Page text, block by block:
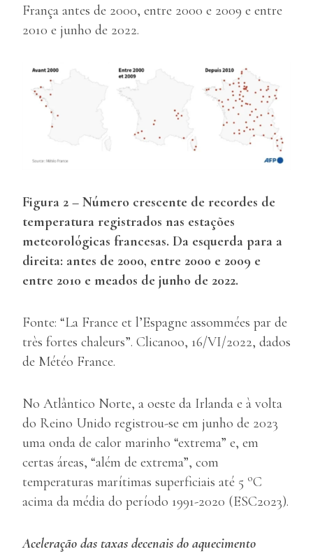
França antes de 2000, entre 2000 e 2009 e entre
2010 e junho de 2022.
Figura 2 – Número crescente de recordes de
temperatura registrados nas estações
meteorológicas francesas. Da esquerda para a
direita: antes de 2000, entre 2000 e 2009 e
entre 2010 e meados de junho de 2022.
Fonte: “La France et l’Espagne assommées par de
très fortes chaleurs”. Clicanoo, 16/VI/2022, dados
de Météo France.
No Atlântico Norte, a oeste da Irlanda e à volta
do Reino Unido registrou-se em junho de 2023
uma onda de calor marinho “extrema” e, em
certas áreas, “além de extrema”, com
temperaturas marítimas superficiais até 5 oC
acima da média do período 1991-2020 (ESC2023).
Aceleração das taxas decenais do aquecimento